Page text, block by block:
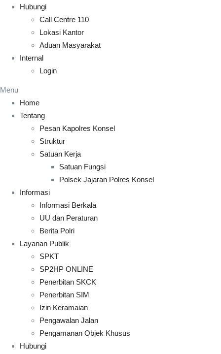
Hubungi
Call Centre 110
Lokasi Kantor
Aduan Masyarakat
Internal
Login
Menu
Home
Tentang
Pesan Kapolres Konsel
Struktur
Satuan Kerja
Satuan Fungsi
Polsek Jajaran Polres Konsel
Informasi
Informasi Berkala
UU dan Peraturan
Berita Polri
Layanan Publik
SPKT
SP2HP ONLINE
Penerbitan SKCK
Penerbitan SIM
Izin Keramaian
Pengawalan Jalan
Pengamanan Objek Khusus
Hubungi